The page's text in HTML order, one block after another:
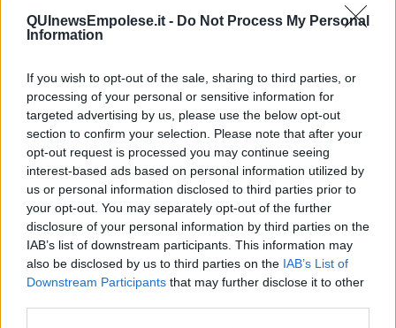
QUInewsEmpolese.it - Do Not Process My Personal
Information
If you wish to opt-out of the sale, sharing to third parties, or
processing of your personal or sensitive information for
targeted advertising by us, please use the below opt-out
section to confirm your selection. Please note that after your
opt-out request is processed you may continue seeing
interest-based ads based on personal information utilized by
us or personal information disclosed to third parties prior to
your opt-out. You may separately opt-out of the further
disclosure of your personal information by third parties on the
IAB’s list of downstream participants. This information may
also be disclosed by us to third parties on the IAB’s List of
Downstream Participants that may further disclose it to other
Se vuoi leggere le notizie principali della Toscana iscriviti alla
Newsletter QUInews - ToscanaMedia.Arriva gratis tutti i giorni
alle 20:00 direttamente nella tua casella di posta.
Basta cliccareQUI
Ti potrebbe interessare anche:
Articoli dal Blog “Disincantato” di Adolfo Santoro
​Un esempio di civismo
​Linee guida per organizzare il civismo della complessità
​Il ripristino della natura secondo la legge e l’impegno dei
Cittadini
Il nesso tra cambiamenti climatici e salute umana
Tutti morimmo a stento (3)
Tutti morimmo a stento (2)
​Tutti morimmo a stento (1)